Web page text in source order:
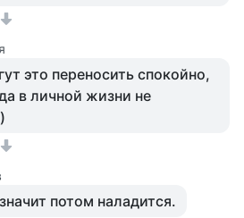
это переносить спокойно,
в личной жизни не
потом наладится.